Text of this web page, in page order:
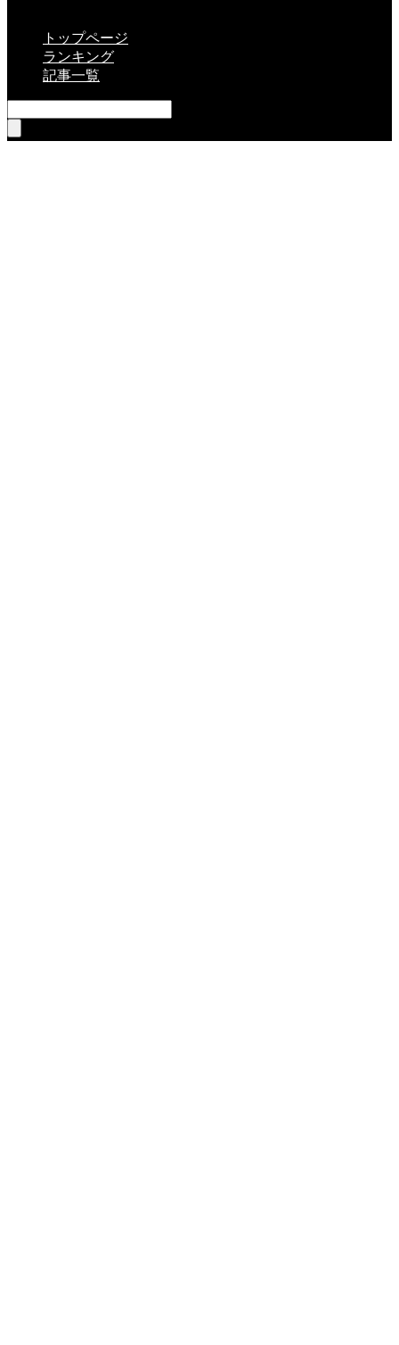
トップページ
ランキング
記事一覧